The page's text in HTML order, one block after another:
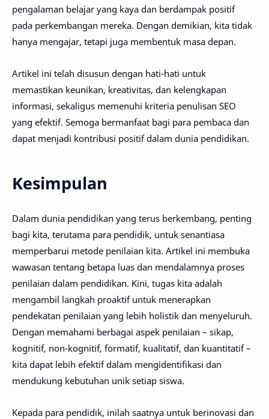
pengalaman belajar yang kaya dan berdampak positif
pada perkembangan mereka. Dengan demikian, kita tidak
hanya mengajar, tetapi juga membentuk masa depan.
Artikel ini telah disusun dengan hati-hati untuk
memastikan keunikan, kreativitas, dan kelengkapan
informasi, sekaligus memenuhi kriteria penulisan SEO
yang efektif. Semoga bermanfaat bagi para pembaca dan
dapat menjadi kontribusi positif dalam dunia pendidikan.
Kesimpulan
Dalam dunia pendidikan yang terus berkembang, penting
bagi kita, terutama para pendidik, untuk senantiasa
memperbarui metode penilaian kita. Artikel ini membuka
wawasan tentang betapa luas dan mendalamnya proses
penilaian dalam pendidikan. Kini, tugas kita adalah
mengambil langkah proaktif untuk menerapkan
pendekatan penilaian yang lebih holistik dan menyeluruh.
Dengan memahami berbagai aspek penilaian – sikap,
kognitif, non-kognitif, formatif, kualitatif, dan kuantitatif –
kita dapat lebih efektif dalam mengidentifikasi dan
mendukung kebutuhan unik setiap siswa.
Kepada para pendidik, inilah saatnya untuk berinovasi dan